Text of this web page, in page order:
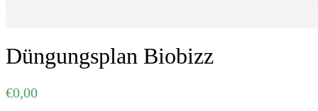
Düngungsplan Biobizz
€0,00